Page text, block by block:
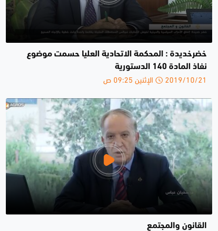
خضرخديدة : المحكمة الاتحادية العليا حسمت موضوع
نفاذ المادة 140 الدستورية
2019/10/21 الإثنين 09:25 ص
القانون والمجتمع